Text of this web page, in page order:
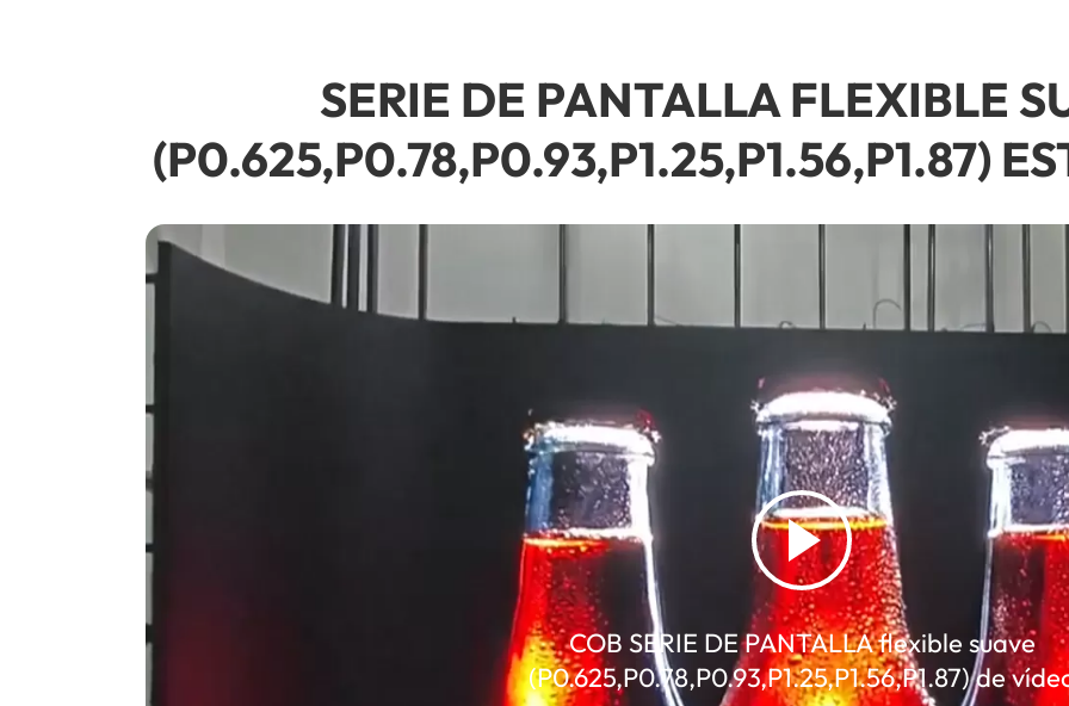
SERIE DE PANTALLA FLEXIBLE
(P0.625,P0.78,P0.93,P1.25,P1.56,P1.87)
COB SERIE DE PANTALLA flexible suave
(P0.625,P0.78,P0.93,P1.25,P1.56,P1.87) de